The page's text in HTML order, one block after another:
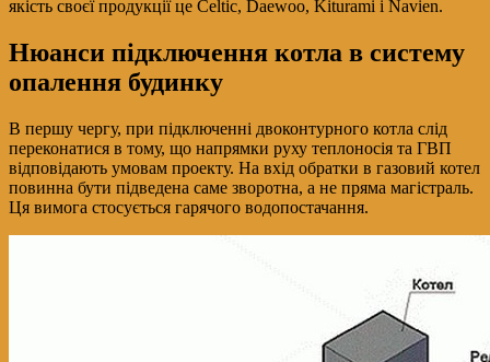
якість своєї продукції це Celtic, Daewoo, Kiturami і Navien.
Нюанси підключення котла в систему
опалення будинку
В першу чергу, при підключенні двоконтурного котла слід
переконатися в тому, що напрямки руху теплоносія та ГВП
відповідають умовам проекту. На вхід обратки в газовий котел
повинна бути підведена саме зворотна, а не пряма магістраль.
Ця вимога стосується гарячого водопостачання.